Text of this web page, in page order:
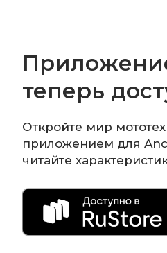
теперь
Откройте мир
приложением для
читайте